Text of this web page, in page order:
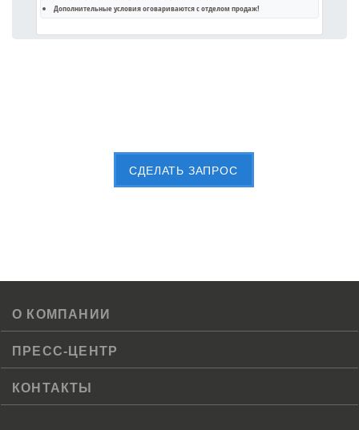
Дополнительные условия оговариваются с отделом продаж!
CДЕЛАТЬ ЗАПРОС
О КОМПАНИИ
ПРЕСС-ЦЕНТР
КОНТАКТЫ